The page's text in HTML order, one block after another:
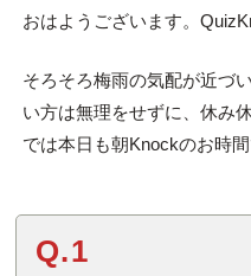
おはようございます。
そろそろ梅雨の気配が近づ
い方は無理をせずに、休み
では本日も朝Knockのお時間
Q.1